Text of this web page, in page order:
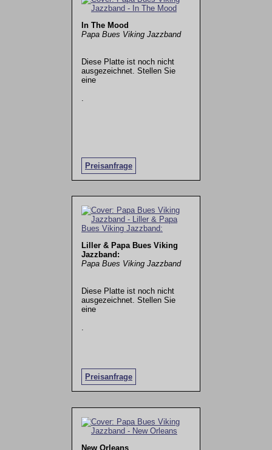
In The Mood
Papa Bues Viking Jazzband
Diese Platte ist noch nicht
ausgezeichnet. Stellen Sie
eine
Preisanfrage
Liller & Papa Bues Viking
Jazzband:
Papa Bues Viking Jazzband
Diese Platte ist noch nicht
ausgezeichnet. Stellen Sie
eine
Preisanfrage
.
New Orleans